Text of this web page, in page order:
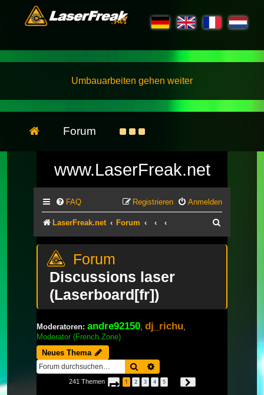
Umbauarbeiten gehen weiter
Forum
www.LaserFreak.net
FAQ Anmelden
Registrieren
LaserFreak.net Forum
Discussions laser
(Laserboard[fr])
Moderatoren: andre92150 dj_richu
Moderator (French Zone)
Neues Thema
Suche
241 Themen Seite 1von
1 2 3 4 5